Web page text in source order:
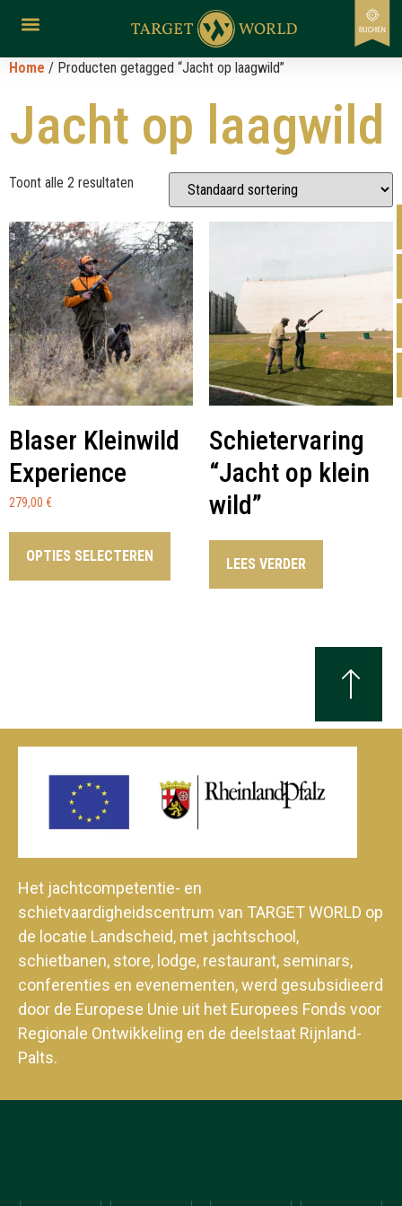
Home / Producten getagged “Jacht op laagwild”
Jacht op laagwild
Toont alle 2 resultaten
Blaser Kleinwild
Experience
279,00 €
OPTIES SELECTEREN
Schietervaring
“Jacht op klein
wild”
LEES VERDER
Het jachtcompetentie- en
schietvaardigheidscentrum van TARGET WORLD op
de locatie Landscheid, met jachtschool,
schietbanen, store, lodge, restaurant, seminars,
conferenties en evenementen, werd gesubsidieerd
door de Europese Unie uit het Europees Fonds voor
Regionale Ontwikkeling en de deelstaat Rijnland-
Palts.